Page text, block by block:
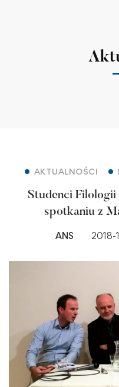
AKTUALNOŚCI
Studenci
spotkaniu z
ANS 2018-